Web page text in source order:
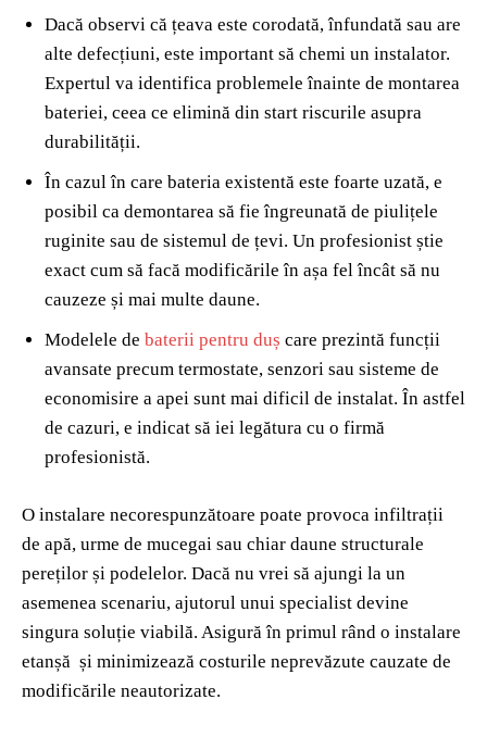
Dacă observi că țeava este corodată, înfundată sau are
alte defecțiuni, este important să chemi un instalator.
Expertul va identifica problemele înainte de montarea
bateriei, ceea ce elimină din start riscurile asupra
durabilității.
În cazul în care bateria existentă este foarte uzată, e
posibil ca demontarea să fie îngreunată de piulițele
ruginite sau de sistemul de țevi. Un profesionist știe
exact cum să facă modificările în așa fel încât să nu
cauzeze și mai multe daune.
Modelele de baterii pentru duș care prezintă funcții
avansate precum termostate, senzori sau sisteme de
economisire a apei sunt mai dificil de instalat. În astfel
de cazuri, e indicat să iei legătura cu o firmă
profesionistă.
O instalare necorespunzătoare poate provoca infiltrații
de apă, urme de mucegai sau chiar daune structurale
pereților și podelelor. Dacă nu vrei să ajungi la un
asemenea scenariu, ajutorul unui specialist devine
singura soluție viabilă. Asigură în primul rând o instalare
etanșă și minimizează costurile neprevăzute cauzate de
modificările neautorizate.